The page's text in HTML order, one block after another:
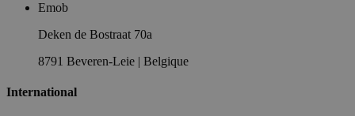
Emob
Deken de Bostraat 70a
8791 Beveren-Leie | Belgique
International